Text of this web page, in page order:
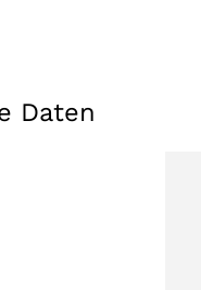
Daten